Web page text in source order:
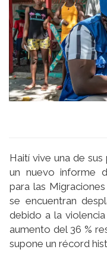
Haití vive una de sus
un nuevo informe
para las
se encuentran
debido a la
aumento del 36 %
supone un récord